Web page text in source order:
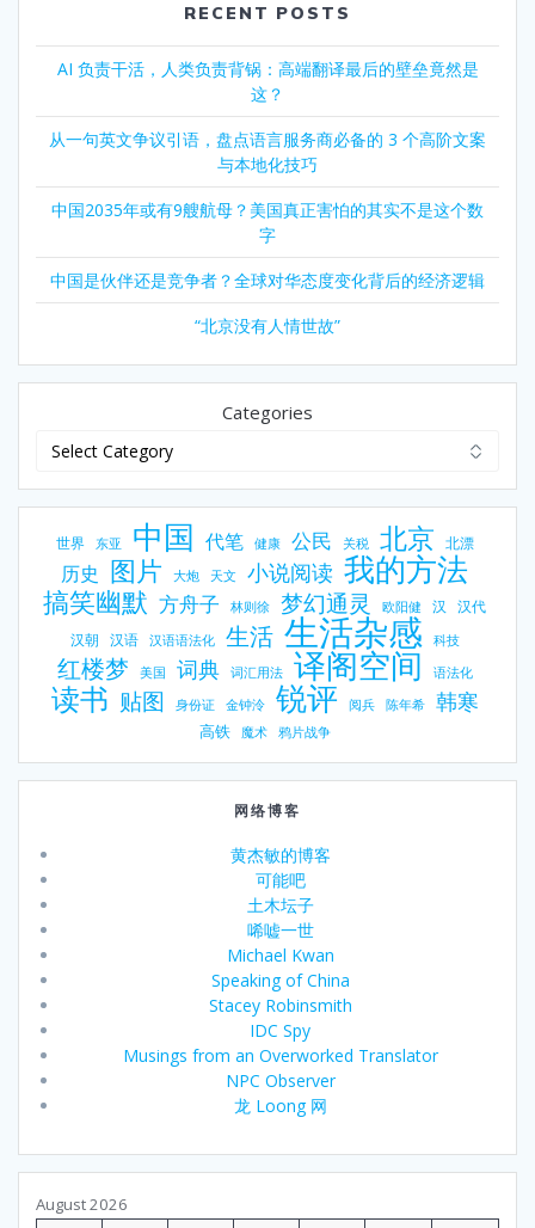
RECENT POSTS
AI 负责干活，人类负责背锅：高端翻译最后的壁垒竟然是
这？
从一句英文争议引语，盘点语言服务商必备的 3 个高阶文案
与本地化技巧
中国2035年或有9艘航母？美国真正害怕的其实不是这个数
字
中国是伙伴还是竞争者？全球对华态度变化背后的经济逻辑
“北京没有人情世故”
Categories
世界 东亚 中国 代笔 健康 公民 关税 北京 北漂
历史 图片 大炮 天文 小说阅读 我的方法
搞笑幽默 方舟子 林则徐 梦幻通灵 欧阳健 汉 汉代
汉朝 汉语 汉语语法化 生活 生活杂感 科技
红楼梦 美国 词典 词汇用法 译阁空间 语法化
读书 贴图 身份证 金钟泠 锐评 阅兵 陈年希 韩寒
高铁 魔术 鸦片战争
网络博客
黄杰敏的博客
可能吧
土木坛子
唏嘘一世
Michael Kwan
Speaking of China
Stacey Robinsmith
IDC Spy
Musings from an Overworked Translator
NPC Observer
龙 Loong 网
August 2026